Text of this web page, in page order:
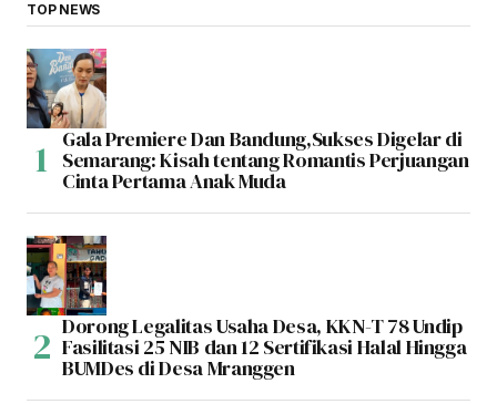
TOP NEWS
Gala Premiere Dan Bandung,Sukses Digelar di
Semarang: Kisah tentang Romantis Perjuangan
Cinta Pertama Anak Muda
Dorong Legalitas Usaha Desa, KKN-T 78 Undip
Fasilitasi 25 NIB dan 12 Sertifikasi Halal Hingga
BUMDes di Desa Mranggen